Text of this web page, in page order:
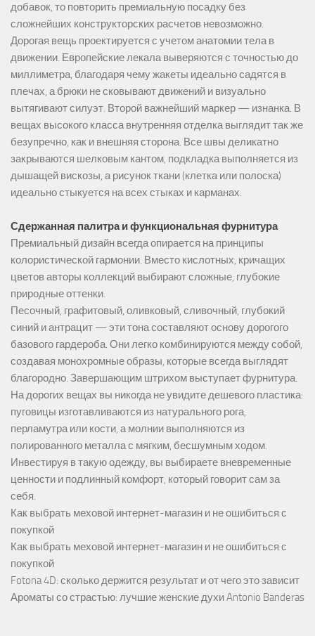
добавок, то повторить премиальную посадку без
сложнейших конструкторских расчетов невозможно.
Дорогая вещь проектируется с учетом анатомии тела в
движении. Европейские лекала выверяются с точностью до
миллиметра, благодаря чему жакеты идеально садятся в
плечах, а брюки не сковывают движений и визуально
вытягивают силуэт. Второй важнейший маркер — изнанка. В
вещах высокого класса внутренняя отделка выглядит так же
безупречно, как и внешняя сторона. Все швы деликатно
закрываются шелковым кантом, подкладка выполняется из
дышащей вискозы, а рисунок ткани (клетка или полоска)
идеально стыкуется на всех стыках и карманах.
Сдержанная палитра и функциональная фурнитура
Премиальный дизайн всегда опирается на принципы
колористической гармонии. Вместо кислотных, кричащих
цветов авторы коллекций выбирают сложные, глубокие
природные оттенки.
Песочный, графитовый, оливковый, сливочный, глубокий
синий и антрацит — эти тона составляют основу дорогого
базового гардероба. Они легко комбинируются между собой,
создавая монохромные образы, которые всегда выглядят
благородно. Завершающим штрихом выступает фурнитура.
На дорогих вещах вы никогда не увидите дешевого пластика:
пуговицы изготавливаются из натурального рога,
перламутра или кости, а молнии выполняются из
полированного металла с мягким, бесшумным ходом.
Инвестируя в такую одежду, вы выбираете вневременные
ценности и подлинный комфорт, который говорит сам за
себя.
Как выбрать меховой интернет-магазин и не ошибиться с
покупкой
Как выбрать меховой интернет-магазин и не ошибиться с
покупкой
Fotona 4D: сколько держится результат и от чего это зависит
Ароматы со страстью: лучшие женские духи Antonio Banderas